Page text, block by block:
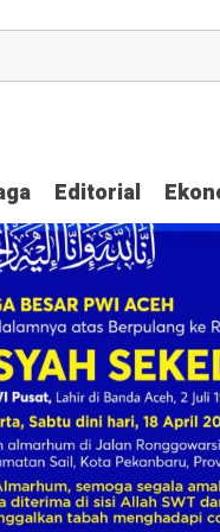
Editorial
Kasusnya Saat Proses